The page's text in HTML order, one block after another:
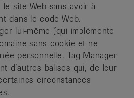
site Web sans avoir à
dans le code Web.
lui-même (qui implémente
sans cookie et ne
personnelle. Tag Manager
d’autres balises qui, de leur
circonstances